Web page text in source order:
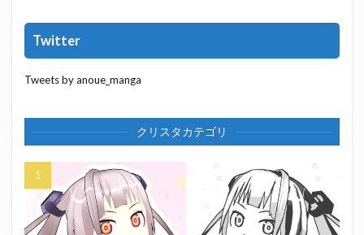
Twitter
Tweets by anoue_manga
クリスタカテゴリ